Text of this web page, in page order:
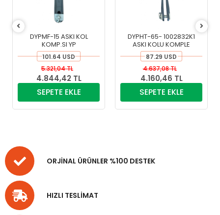
DYPMF-15 ASKI KOL
KOMP.SI YP
101.64 USD
4.844,42 TL
5.321,04 TL
SEPETE EKLE
DYPHT-65- 1002832K1
ASKI KOLU KOMPLE
87.29 USD
4.160,46 TL
4.637,08 TL
SEPETE EKLE
ORJİNAL ÜRÜNLER %100 DESTEK
HIZLI TESLİMAT